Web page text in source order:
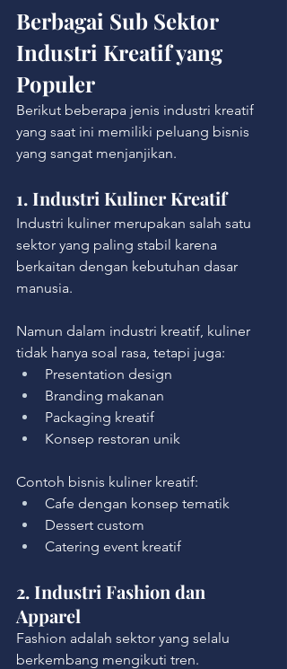
Berbagai Sub Sektor
Industri Kreatif yang
Populer
Berikut beberapa jenis industri kreatif
yang saat ini memiliki peluang bisnis
yang sangat menjanjikan.
1. Industri Kuliner Kreatif
Industri kuliner merupakan salah satu
sektor yang paling stabil karena
berkaitan dengan kebutuhan dasar
manusia.
Namun dalam industri kreatif, kuliner
tidak hanya soal rasa, tetapi juga:
Presentation design
Branding makanan
Packaging kreatif
Konsep restoran unik
Contoh bisnis kuliner kreatif:
Cafe dengan konsep tematik
Dessert custom
Catering event kreatif
2. Industri Fashion dan
Apparel
Fashion adalah sektor yang selalu
berkembang mengikuti tren.